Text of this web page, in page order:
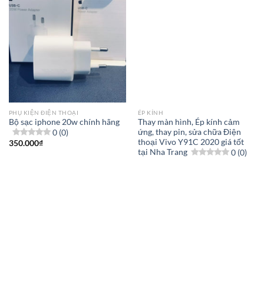
PHỤ KIỆN ĐIỆN THOẠI
Bộ sạc iphone 20w chính hãng
0 (0)
350.000₫
ÉP KÍNH
Thay màn hình, Ép kính cảm
ứng, thay pin, sửa chữa Điện
thoại Vivo Y91C 2020 giá tốt
tại Nha Trang
0 (0)